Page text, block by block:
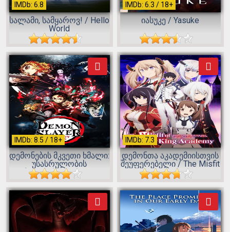
IMDb: 6.8
სალამი, სამყაროვ! / Hello
World
IMDb: 6.3 / 18+
იასუკე / Yasuke
IMDb: 8.5 / 18+
დემონების მკვეთი ხმალი:
უსასრულობის
მატარებელი / De...
IMDb: 7.3
დემონთა აკადემიისთვის
შეუფერებელი / The Misfit
of D...